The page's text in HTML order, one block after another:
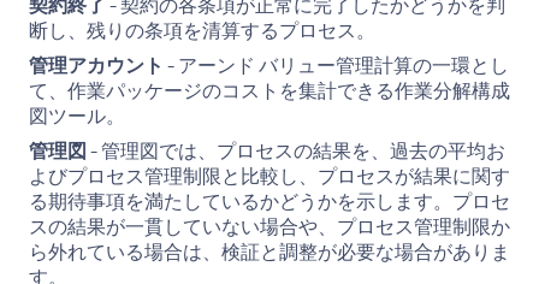
契約終了- 契約の各条項が正常に完了したかどうかを判
断し、残りの条項を清算するプロセス。
管理アカウント - アーンド バリュー管理計算の一環とし
て、作業パッケージのコストを集計できる作業分解構成
図ツール。
管理図 - 管理図では、プロセスの結果を、過去の平均お
よびプロセス管理制限と比較し、プロセスが結果に関す
る期待事項を満たしているかどうかを示します。プロセ
スの結果が一貫していない場合や、プロセス管理制限か
ら外れている場合は、検証と調整が必要な場合がありま
す。